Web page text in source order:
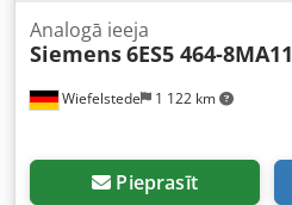
Wiefelstede 1 122 km
Analogā ieeja
Siemens6ES5 464-8MA11
Pieprasīt